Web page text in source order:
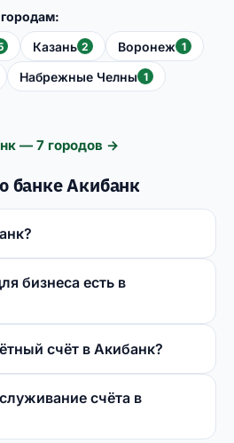
Казань 2 Воронеж 1
Набрежные Челны 1
— 7 городов →
банке Акибанк
бизнеса есть в
счёт в Акибанк?
счёта в